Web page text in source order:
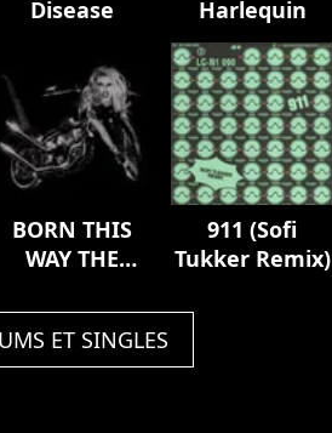
Disease Harlequin
BORN THIS
WAY THE
911 (Sofi
Tukker Remix)
ET SINGLES